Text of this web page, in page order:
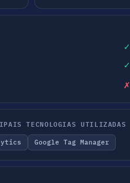
✓
✓
✗
TECNOLOGIAS UTILIZADAS
Google Tag Manager